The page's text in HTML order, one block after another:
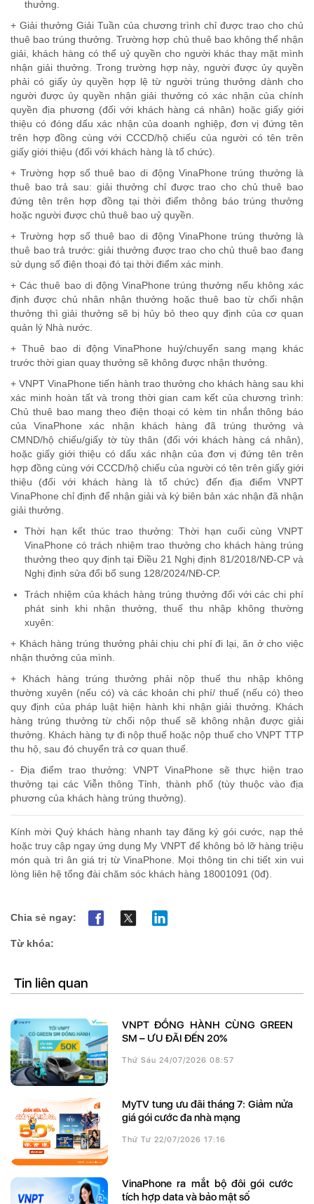
thưởng.
+ Giải thưởng Giải Tuần của chương trình chỉ được trao cho chủ
thuê bao trúng thưởng. Trường hợp chủ thuê bao không thể nhận
giải, khách hàng có thể uỷ quyền cho người khác thay mặt mình
nhận giải thưởng. Trong trường hợp này, người được ủy quyền
phải có giấy ủy quyền hợp lệ từ người trúng thưởng dành cho
người được ủy quyền nhận giải thưởng có xác nhận của chính
quyền địa phương (đối với khách hàng cá nhân) hoặc giấy giới
thiệu có đóng dấu xác nhận của doanh nghiệp, đơn vị đứng tên
trên hợp đồng cùng với CCCD/hộ chiếu của người có tên trên
giấy giới thiệu (đối với khách hàng là tổ chức).
+ Trường hợp số thuê bao di động VinaPhone trúng thưởng là
thuê bao trả sau: giải thưởng chỉ được trao cho chủ thuê bao
đứng tên trên hợp đồng tại thời điểm thông báo trúng thưởng
hoặc người được chủ thuê bao uỷ quyền.
+ Trường hợp số thuê bao di động VinaPhone trúng thưởng là
thuê bao trả trước: giải thưởng được trao cho chủ thuê bao đang
sử dụng số điện thoại đó tại thời điểm xác minh.
+ Các thuê bao di động VinaPhone trúng thưởng nếu không xác
định được chủ nhân nhận thưởng hoặc thuê bao từ chối nhận
thưởng thì giải thưởng sẽ bị hủy bỏ theo quy định của cơ quan
quản lý Nhà nước.
+ Thuê bao di động VinaPhone huỷ/chuyển sang mạng khác
trước thời gian quay thưởng sẽ không được nhận thưởng.
+ VNPT VinaPhone tiến hành trao thưởng cho khách hàng sau khi
xác minh hoàn tất và trong thời gian cam kết của chương trình:
Chủ thuê bao mang theo điện thoại có kèm tin nhắn thông báo
của VinaPhone xác nhận khách hàng đã trúng thưởng và
CMND/hộ chiếu/giấy tờ tùy thân (đối với khách hàng cá nhân),
hoặc giấy giới thiệu có dấu xác nhận của đơn vị đứng tên trên
hợp đồng cùng với CCCD/hộ chiếu của người có tên trên giấy giới
thiệu (đối với khách hàng là tổ chức) đến địa điểm VNPT
VinaPhone chỉ định để nhận giải và ký biên bản xác nhận đã nhận
giải thưởng.
Thời hạn kết thúc trao thưởng: Thời hạn cuối cùng VNPT
VinaPhone có trách nhiệm trao thưởng cho khách hàng trúng
thưởng theo quy định tại Điều 21 Nghị định 81/2018/NĐ-CP và
Nghị định sửa đổi bổ sung 128/2024/NĐ-CP.
Trách nhiệm của khách hàng trúng thưởng đối với các chi phí
phát sinh khi nhận thưởng, thuế thu nhập không thường
xuyên:
+ Khách hàng trúng thưởng phải chịu chi phí đi lại, ăn ở cho việc
nhận thưởng của mình.
+ Khách hàng trúng thưởng phải nộp thuế thu nhập không
thường xuyên (nếu có) và các khoản chi phí/ thuế (nếu có) theo
quy định của pháp luật hiện hành khi nhận giải thưởng. Khách
hàng trúng thưởng từ chối nộp thuế sẽ không nhận được giải
thưởng. Khách hàng tự đi nộp thuế hoặc nộp thuế cho VNPT TTP
thu hộ, sau đó chuyển trả cơ quan thuế.
- Địa điểm trao thưởng: VNPT VinaPhone sẽ thực hiện trao
thưởng tại các Viễn thông Tỉnh, thành phố (tùy thuộc vào địa
phương của khách hàng trúng thưởng).
Kính mời Quý khách hàng nhanh tay đăng ký gói cước, nạp thẻ
hoặc truy cập ngay ứng dụng My VNPT để không bỏ lỡ hàng triệu
món quà tri ân giá trị từ VinaPhone. Mọi thông tin chi tiết xin vui
lòng liên hệ tổng đài chăm sóc khách hàng 18001091 (0đ).
Chia sẻ ngay:
Từ khóa:
Tin liên quan
VNPT ĐỒNG HÀNH CÙNG GREEN
SM – ƯU ĐÃI ĐẾN 20%
Thứ Sáu 24/07/2026 08:57
MyTV tung ưu đãi tháng 7: Giảm nửa
giá gói cước đa nhà mạng
Thứ Tư 22/07/2026 17:16
VinaPhone ra mắt bộ đôi gói cước
tích hợp data và bảo mật số